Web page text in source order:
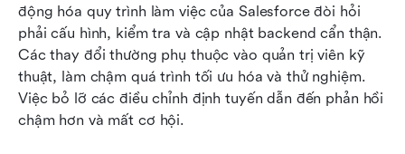
động hóa quy trình làm việc của Salesforce đòi hỏi
phải cấu hình, kiểm tra và cập nhật backend cẩn thận.
Các thay đổi thường phụ thuộc vào quản trị viên kỹ
thuật, làm chậm quá trình tối ưu hóa và thử nghiệm.
Việc bỏ lỡ các điều chỉnh định tuyến dẫn đến phản hồi
chậm hơn và mất cơ hội.